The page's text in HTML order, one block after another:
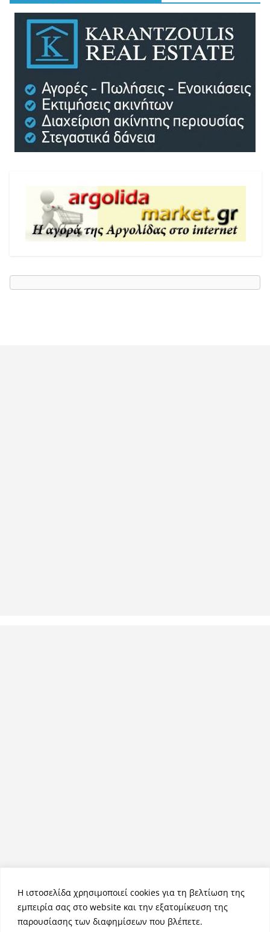
Η ιστοσελίδα χρησιμοποιεί cookies για τη βελτίωση της
εμπειρία σας στο website και την εξατομίκευση της
παρουσίασης των διαφημίσεων που βλέπετε.